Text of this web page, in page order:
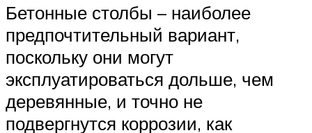
Бетонные столбы – наиболее
предпочтительный вариант,
поскольку они могут
эксплуатироваться дольше, чем
деревянные, и точно не
подвергнутся коррозии, как